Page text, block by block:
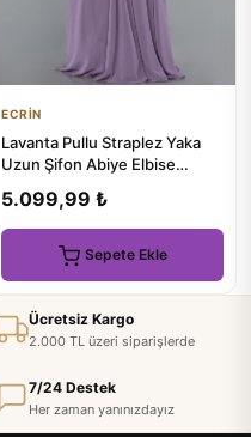
ECRİN
Lavanta Pullu Straplez Yaka
Uzun Şifon Abiye Elbise
5.099,99 ₺
Sepete Ekle
Ücretsiz Kargo
2.000 TL üzeri siparişlerde
7/24 Destek
Her zaman yanınızdayız